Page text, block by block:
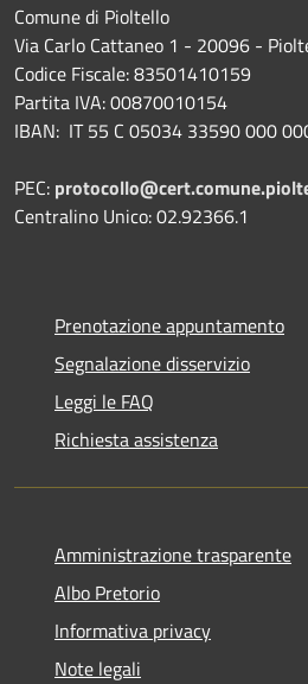
Comune di Pioltello
Via Carlo Cattaneo 1 - 20096 -
Codice Fiscale: 83501410159
Partita IVA: 00870010154
IBAN: IT 55 C 05034 33590 000
PEC:
Centralino Unico: 02.92366.1
Prenotazione appuntamento
Segnalazione disservizio
Leggi le FAQ
Richiesta assistenza
Amministrazione trasparente
Albo Pretorio
Informativa privacy
Note legali